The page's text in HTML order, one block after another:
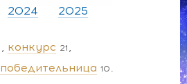
2024 2025
конкурс 21
победительница 10